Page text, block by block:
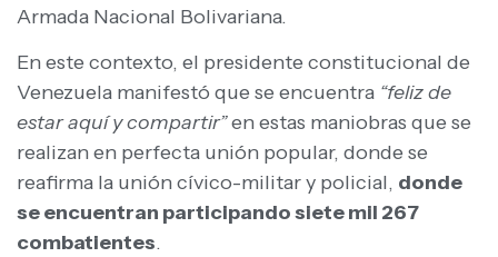
Armada Nacional Bolivariana.
En este contexto, el presidente constitucional de
Venezuela manifestó que se encuentra “feliz de
estar aquí y compartir”en estas maniobras que se
realizan en perfecta unión popular, donde se
reafirma la unión cívico-militar y policial, donde
se encuentran participando siete mil 267
combatientes.